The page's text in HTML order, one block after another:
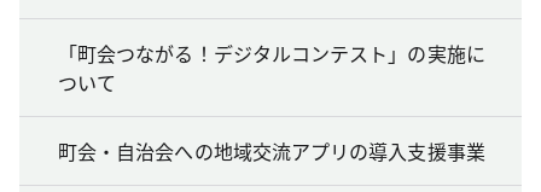
「町会つながる！デジタルコンテスト」の実施に
ついて
町会・自治会への地域交流アプリの導入支援事業